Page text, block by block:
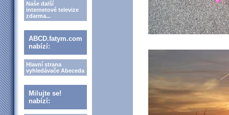
Naše další
internetové televize
zdarma...
ABCD.fatym.com
nabízí:
Hlavní strana
vyhledávače Abeceda
Milujte se!
nabízí: